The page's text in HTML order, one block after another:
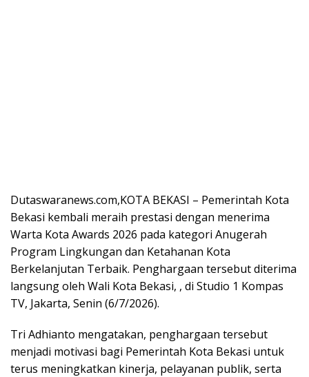
Dutaswaranews.com,KOTA BEKASI – Pemerintah Kota
Bekasi kembali meraih prestasi dengan menerima
Warta Kota Awards 2026 pada kategori Anugerah
Program Lingkungan dan Ketahanan Kota
Berkelanjutan Terbaik. Penghargaan tersebut diterima
langsung oleh Wali Kota Bekasi, , di Studio 1 Kompas
TV, Jakarta, Senin (6/7/2026).
Tri Adhianto mengatakan, penghargaan tersebut
menjadi motivasi bagi Pemerintah Kota Bekasi untuk
terus meningkatkan kinerja, pelayanan publik, serta